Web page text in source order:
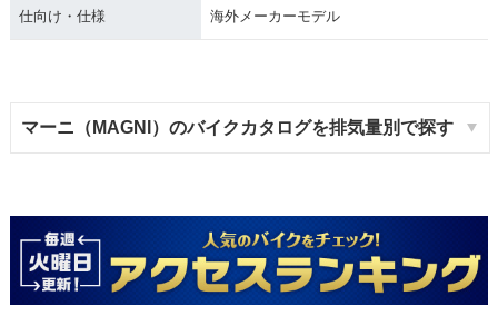
仕向け・仕様 海外メーカーモデル
マーニ（MAGNI）のバイクカタログを排気量別で探す